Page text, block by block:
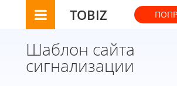
TOBIZ
Шаблон сайта
сигнализации